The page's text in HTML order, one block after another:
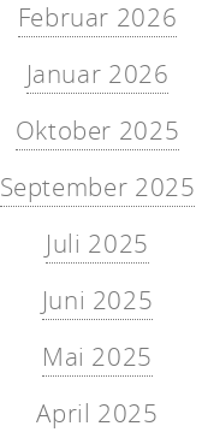
Februar 2026
Januar 2026
Oktober 2025
September 2025
Juli 2025
Juni 2025
Mai 2025
April 2025